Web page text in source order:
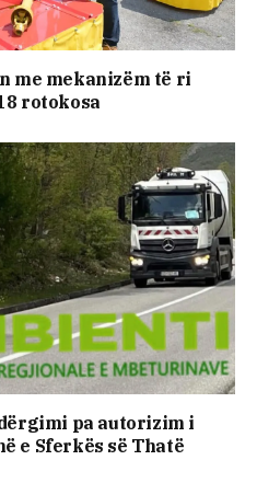
me mekanizëm të ri
rotokosa
pa autorizim i
e Sferkës së Thatë